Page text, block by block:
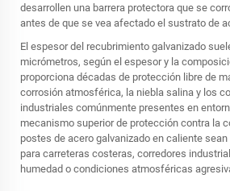
desarrollen una barrera protectora que se
antes de que se vea afectado el sustrato de
El espesor del recubrimiento galvanizado
micrómetros, según el espesor y la
proporciona décadas de protección libre de
corrosión atmosférica, la niebla salina y los
industriales comúnmente presentes en
mecanismo superior de protección contra la
postes de acero galvanizado en caliente
para carreteras costeras, corredores
humedad o condiciones atmosféricas